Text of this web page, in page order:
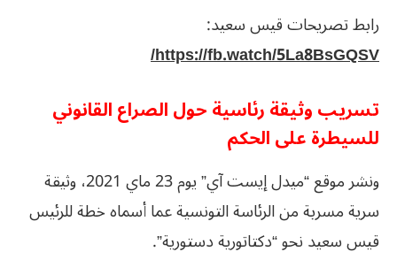
رابط تصريحات قيس سعيد:
https://fb.watch/5La8BsGQSV/
تسريب وثيقة رئاسية حول الصراع القانوني
للسيطرة على الحكم
ونشر موقع “ميدل إيست آي” يوم 23 ماي 2021، وثيقة
سرية مسربة من الرئاسة التونسية عما أسماه خطة للرئيس
قيس سعيد نحو “دكتاتورية دستورية”.